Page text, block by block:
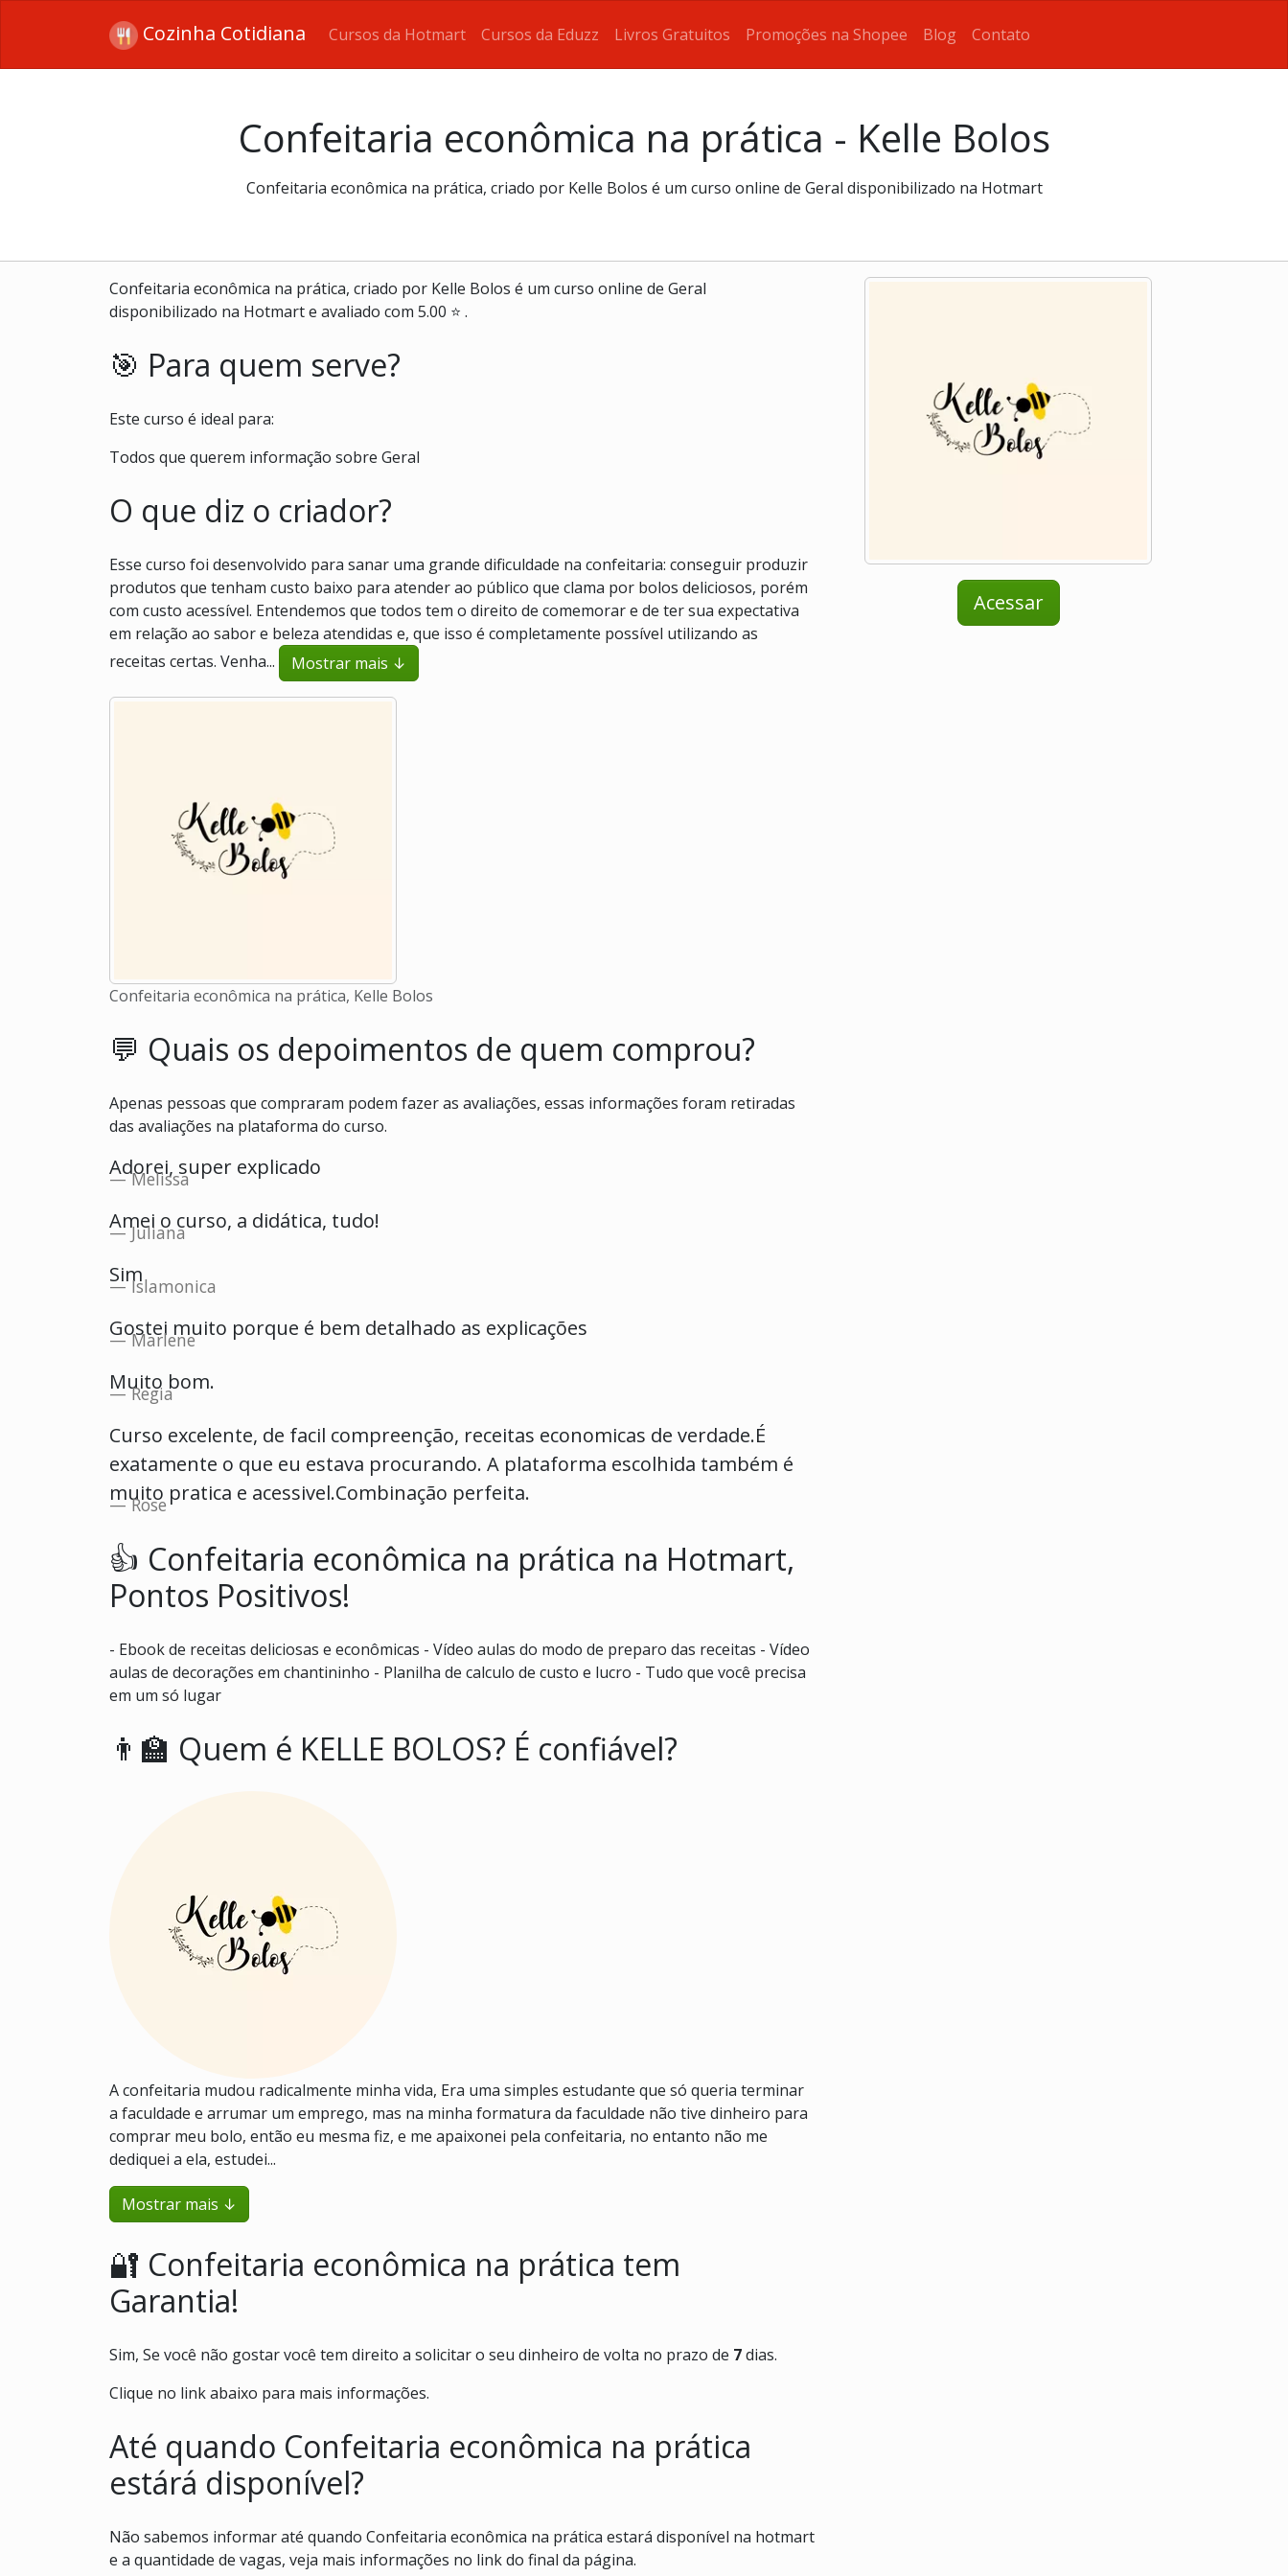
Cozinha Cotidiana Cursos da Hotmart Cursos da Eduzz Livros Gratuitos Promoções na Shopee Blog Contato
Confeitaria econômica na prática - Kelle Bolos
Confeitaria econômica na prática, criado por Kelle Bolos é um curso online de Geral disponibilizado na Hotmart
Confeitaria econômica na prática, criado por Kelle Bolos é um curso online de Geral
disponibilizado na Hotmart e avaliado com 5.00 ⭐ .
🎯 Para quem serve?
Este curso é ideal para:
Todos que querem informação sobre Geral
O que diz o criador?
Esse curso foi desenvolvido para sanar uma grande dificuldade na confeitaria: conseguir produzir
produtos que tenham custo baixo para atender ao público que clama por bolos deliciosos, porém
com custo acessível. Entendemos que todos tem o direito de comemorar e de ter sua expectativa
em relação ao sabor e beleza atendidas e, que isso é completamente possível utilizando as
receitas certas. Venha...
Mostrar mais ↓
Confeitaria econômica na prática, Kelle Bolos
💬 Quais os depoimentos de quem comprou?
Apenas pessoas que compraram podem fazer as avaliações, essas informações foram retiradas
das avaliações na plataforma do curso.
Adorei, super explicado
Melissa
Amei o curso, a didática, tudo!
Juliana
SimIslamonica
Gostei muito porque é bem detalhado as explicações
Marlene
Muito bom.
Regia
Curso excelente, de facil compreenção, receitas economicas de verdade.É
exatamente o que eu estava procurando. A plataforma escolhida também é
muito pratica e acessivel.Combinação perfeita.
Rose
👍 Confeitaria econômica na prática na Hotmart,
Pontos Positivos!
- Ebook de receitas deliciosas e econômicas - Vídeo aulas do modo de preparo das receitas - Vídeo
aulas de decorações em chantininho - Planilha de calculo de custo e lucro - Tudo que você precisa
em um só lugar
👨‍🏫 Quem é KELLE BOLOS? É confiável?
A confeitaria mudou radicalmente minha vida, Era uma simples estudante que só queria terminar
a faculdade e arrumar um emprego, mas na minha formatura da faculdade não tive dinheiro para
comprar meu bolo, então eu mesma fiz, e me apaixonei pela confeitaria, no entanto não me
dediquei a ela, estudei...
Mostrar mais ↓
🔐 Confeitaria econômica na prática tem
Garantia!
Sim, Se você não gostar você tem direito a solicitar o seu dinheiro de volta no prazo de 7dias.
Clique no link abaixo para mais informações.
Até quando Confeitaria econômica na prática
estárá disponível?
Não sabemos informar até quando Confeitaria econômica na prática estará disponível na hotmart
e a quantidade de vagas, veja mais informações no link do final da página.
Acessar